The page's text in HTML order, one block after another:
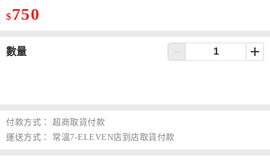
$750
數量
付款方式：
超商取貨付款
運送方式：
常溫7-ELEVEN店到店取貨付款